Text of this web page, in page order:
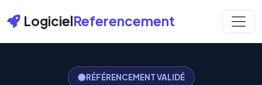
LogicielReferencement
RÉFÉRENCEMENT VALIDÉ